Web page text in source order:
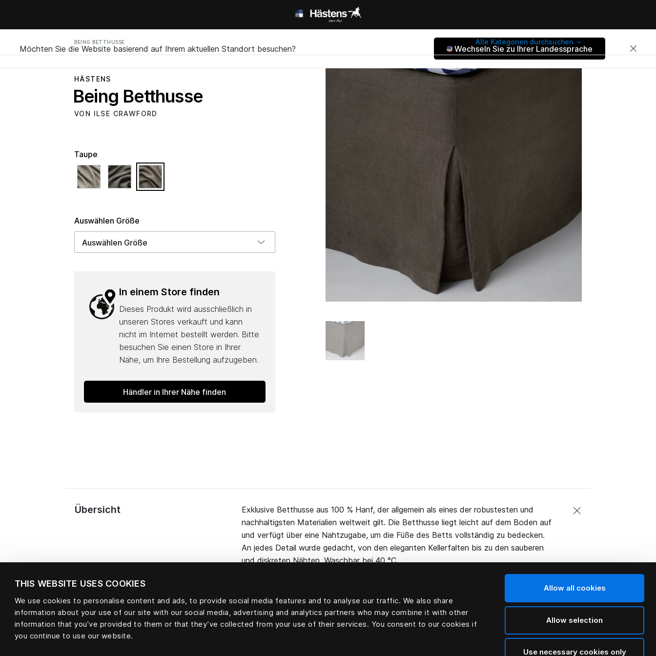
THIS WEBSITE USES COOKIES
We use cookies to personalise content and ads, to provide social media features and to analyse our traffic. We also share
information about your use of our site with our social media, advertising and analytics partners who may combine it with other
information that you’ve provided to them or that they’ve collected from your use of their services. You consent to our cookies if
you continue to use our website.
Allow all cookies
Allow selection
Use necessary cookies only
BEING BETTHUSSE Alle Kategorien durchsuchen
Möchten Sie die Website basierend auf Ihrem aktuellen Standort besuchen? Wechseln Sie zu Ihrer Landessprache
HÄSTENS
Being Betthusse
VON ILSE CRAWFORD
Auswählen Größe
Taupe
In einem Store finden
Dieses Produkt wird ausschließlich in
unseren Stores verkauft und kann
nicht im Internet bestellt werden. Bitte
besuchen Sie einen Store in Ihrer
Nähe, um Ihre Bestellung aufzugeben.
Händler in Ihrer Nähe finden
Übersicht
Exklusive Betthusse aus 100 % Hanf, der allgemein als eines der robustesten und
nachhaltigsten Materialien weltweit gilt. Die Betthusse liegt leicht auf dem Boden auf
und verfügt über eine Nahtzugabe, um die Füße des Betts vollständig zu bedecken.
An jedes Detail wurde gedacht, von den eleganten Kellerfalten bis zu den sauberen
und diskreten Nähten. Waschbar bei 40 °C.
Material 100 Prozent Hanf